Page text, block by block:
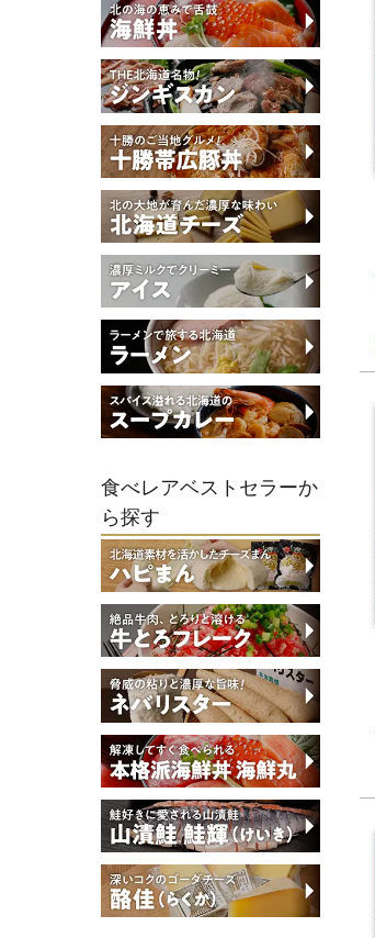
食べレアベストセラーか
ら探す